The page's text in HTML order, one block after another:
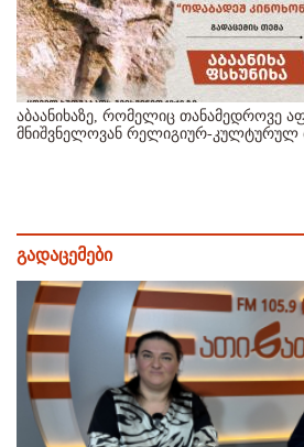
აბაანიხაზე, რომელიც თანამედროვე
მნიშვნელოვან რელიგიურ-კულტურულ
გადაცემები